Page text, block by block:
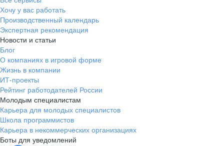
Хочу у вас работать
Производственный календарь
Экспертная рекомендация
Новости и статьи
Блог
О компаниях в игровой форме
Жизнь в компании
ИТ-проекты
Рейтинг работодателей России
Молодым специалистам
Карьера для молодых специалистов
Школа программистов
Карьера в некоммерческих организациях
Боты для уведомлений